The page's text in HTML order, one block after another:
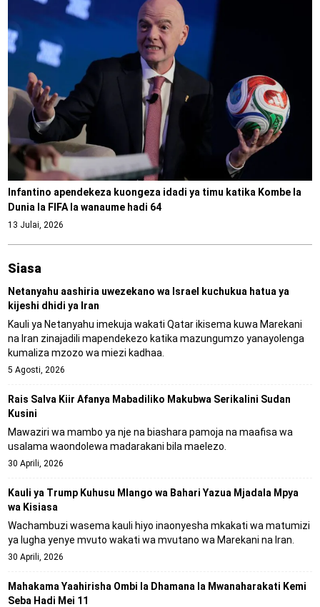
Infantino apendekeza kuongeza idadi ya timu katika Kombe la
Dunia la FIFA la wanaume hadi 64
13 Julai, 2026
Siasa
Netanyahu aashiria uwezekano wa Israel kuchukua hatua ya
kijeshi dhidi ya Iran
Kauli ya Netanyahu imekuja wakati Qatar ikisema kuwa Marekani
na Iran zinajadili mapendekezo katika mazungumzo yanayolenga
kumaliza mzozo wa miezi kadhaa.
5 Agosti, 2026
Rais Salva Kiir Afanya Mabadiliko Makubwa Serikalini Sudan
Kusini
Mawaziri wa mambo ya nje na biashara pamoja na maafisa wa
usalama waondolewa madarakani bila maelezo.
30 Aprili, 2026
Kauli ya Trump Kuhusu Mlango wa Bahari Yazua Mjadala Mpya
wa Kisiasa
Wachambuzi wasema kauli hiyo inaonyesha mkakati wa matumizi
ya lugha yenye mvuto wakati wa mvutano wa Marekani na Iran.
30 Aprili, 2026
Mahakama Yaahirisha Ombi la Dhamana la Mwanaharakati Kemi
Seba Hadi Mei 11